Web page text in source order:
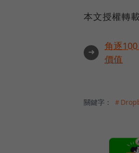
本文授權轉
➜
角逐
價值
關鍵字： ＃